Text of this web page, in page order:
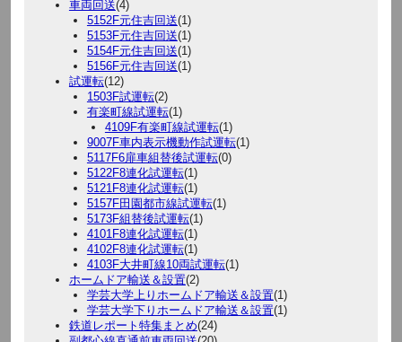
車両回送(4)
5152F元住吉回送(1)
5153F元住吉回送(1)
5154F元住吉回送(1)
5156F元住吉回送(1)
試運転(12)
1503F試運転(2)
有楽町線試運転(1)
4109F有楽町線試運転(1)
9007F車内表示機動作試運転(1)
5117F6扉車組替後試運転(0)
5122F8連化試運転(1)
5121F8連化試運転(1)
5157F田園都市線試運転(1)
5173F組替後試運転(1)
4101F8連化試運転(1)
4102F8連化試運転(1)
4103F大井町線10両試運転(1)
ホームドア輸送＆設置(2)
学芸大学上りホームドア輸送＆設置(1)
学芸大学下りホームドア輸送＆設置(1)
鉄道レポート特集まとめ(24)